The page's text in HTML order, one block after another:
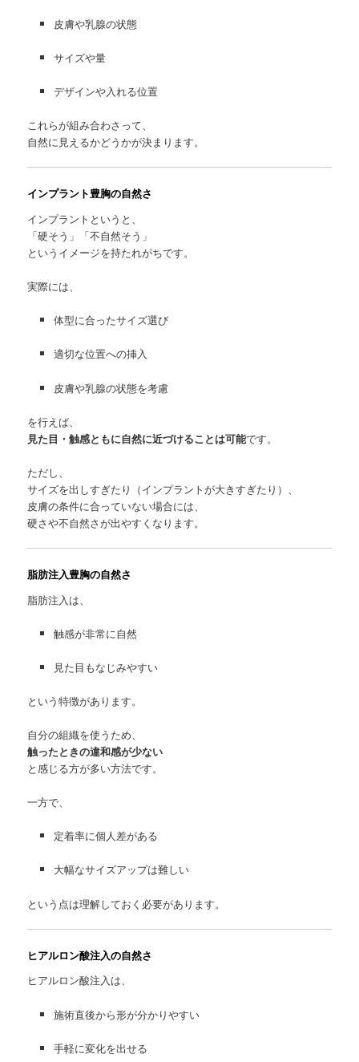
皮膚や乳腺の状態
サイズや量
デザインや入れる位置
これらが組み合わさって、
自然に見えるかどうかが決まります。
インプラント豊胸の自然さ
インプラントというと、
「硬そう」「不自然そう」
というイメージを持たれがちです。
実際には、
体型に合ったサイズ選び
適切な位置への挿入
皮膚や乳腺の状態を考慮
を行えば、
見た目・触感ともに自然に近づけることは可能です。
ただし、
サイズを出しすぎたり（インプラントが大きすぎたり）、
皮膚の条件に合っていない場合には、
硬さや不自然さが出やすくなります。
脂肪注入豊胸の自然さ
脂肪注入は、
触感が非常に自然
見た目もなじみやすい
という特徴があります。
自分の組織を使うため、
触ったときの違和感が少ない
と感じる方が多い方法です。
一方で、
定着率に個人差がある
大幅なサイズアップは難しい
という点は理解しておく必要があります。
ヒアルロン酸注入の自然さ
ヒアルロン酸注入は、
施術直後から形が分かりやすい
手軽に変化を出せる